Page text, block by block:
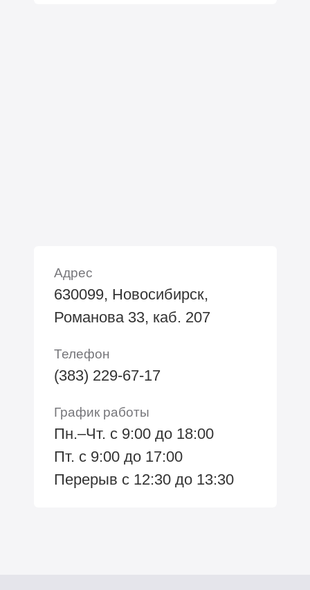
Адрес
630099, Новосибирск,
Романова 33, каб. 207
Телефон
(383) 229-67-17
График работы
Пн.–Чт. с 9:00 до 18:00
Пт. с 9:00 до 17:00
Перерыв с 12:30 до 13:30